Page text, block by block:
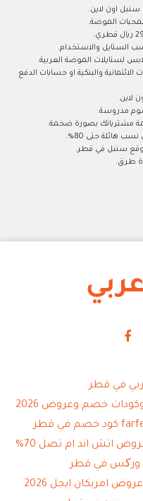
اون لاين.
الموضة.
الستايل والاستخدام.
لستايلات الموضة العربية.
والبنكية او حسابات الدفع
لاين.
مدروسة.
مشترياتك بصورة ضخمة.
سنبل في قطر.
طرق.
في قطر
خصم وعروض 2026
اتش اند ام تصل 70%
ورکس في قطر
امريكان ايجل 2026